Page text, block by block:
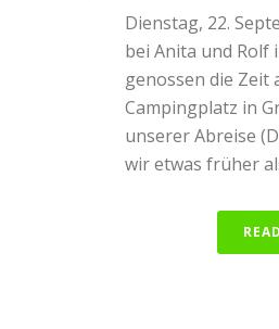
Dienstag, 22.
bei Anita und Rolf
genossen die Zeit
Campingplatz in
unserer Abreise
wir etwas früher